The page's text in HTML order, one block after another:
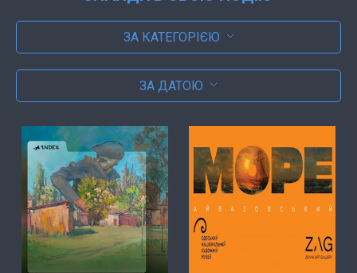
ЗА КАТЕГОРІЄЮ
ЗА ДАТОЮ